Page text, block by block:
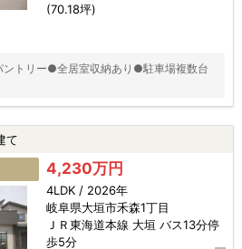
(70.18坪)
トリー●全居室収納あり●駐車場複数台
て
4,230万円
4LDK / 2026年
岐阜県大垣市禾森1丁目
ＪＲ東海道本線 大垣 バス13分停
歩5分